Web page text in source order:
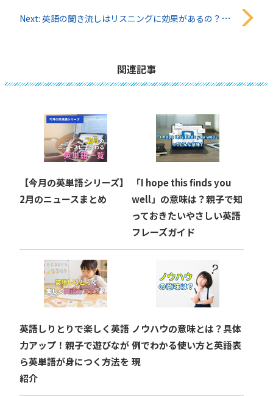
稿
ョ
ン
Next: 英語の聞き流しはリスニングに効果があるの？その真相を徹底解剖！
関連記事
【今月の英単語シリーズ】
2月のニュースまとめ
「I hope this finds you
well」の意味は？親子で知
っておきたいやさしい英語
フレーズガイド
英語しりとりで楽しく英語
力アップ！親子で遊びなが
ら英単語が身につく方法を
紹介
ノウハウの意味とは？具体
例でわかる使い方と英語表
現